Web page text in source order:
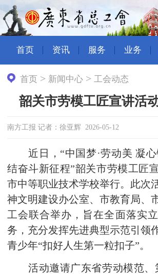
首页 资讯 服务 业务
首页 > 新闻中心 > 工会动态
韶关市劳模工匠宣讲活
南方工报 记者：徐亚辉 2026-05-12
近日，“中国梦·劳动美 凝心
结奋斗新征程”韶关市劳模工匠
市中等职业技术学校举行。此次
神文明建设办公室、市教育局、
工会联合举办，旨在全面落实
务，充分发挥先进典型示范引领
青少年“扣好人生第一粒扣子”。
活动邀请广东省劳动模范、